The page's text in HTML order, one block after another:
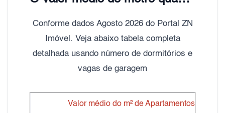
Conforme dados Agosto 2026 do Portal ZN
Imóvel. Veja abaixo tabela completa
detalhada usando número de dormitórios e
vagas de garagem
Valor médio do m² de Apartamentos